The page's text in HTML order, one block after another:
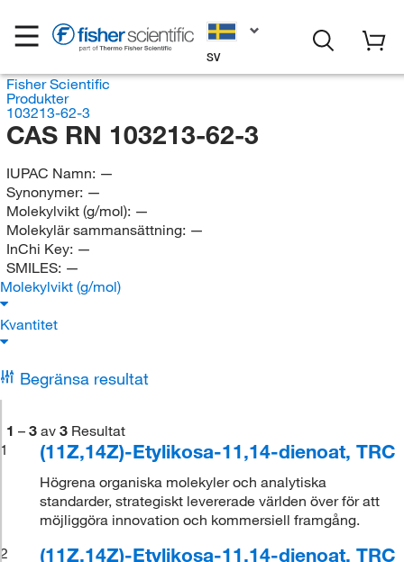
SV
Fisher Scientific
Produkter
103213-62-3
CAS RN 103213-62-3
IUPAC Namn: —
Synonymer: —
Molekylvikt (g/mol): —
Molekylär sammansättning: —
InChi Key: —
SMILES: —
Molekylvikt (g/mol)
Kvantitet
Begränsa resultat
1 – 3 av 3 Resultat
1
(11Z,14Z)-Etylikosa-11,14-dienoat, TRC
Högrena organiska molekyler och analytiska
standarder, strategiskt levererade världen över för att
möjliggöra innovation och kommersiell framgång.
2
(11Z,14Z)-Etylikosa-11,14-dienoat, TRC